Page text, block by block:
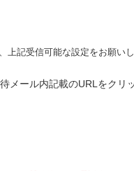
記受信可能な設定をお願いし
メール内記載のURLをクリ